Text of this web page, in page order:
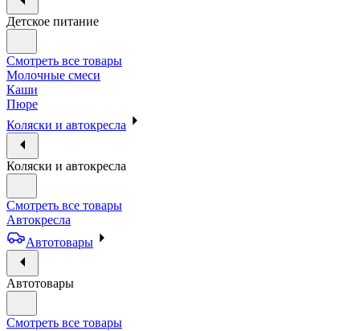
Детское питание
Смотреть все товары
Молочные смеси
Каши
Пюре
Коляски и автокресла
Коляски и автокресла
Смотреть все товары
Автокресла
Автотовары
Автотовары
Смотреть все товары